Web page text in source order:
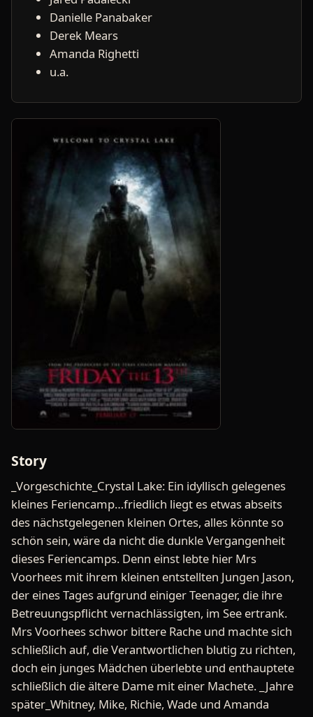
Danielle Panabaker
Derek Mears
Amanda Righetti
u.a.
Story
_Vorgeschichte_Crystal Lake: Ein idyllisch gelegenes
kleines Feriencamp…friedlich liegt es etwas abseits
des nächstgelegenen kleinen Ortes, alles könnte so
schön sein, wäre da nicht die dunkle Vergangenheit
dieses Feriencamps. Denn einst lebte hier Mrs
Voorhees mit ihrem kleinen entstellten Jungen Jason,
der eines Tages aufgrund einiger Teenager, die ihre
Betreuungspflicht vernachlässigten, im See ertrank.
Mrs Voorhees schwor bittere Rache und machte sich
schließlich auf, die Verantwortlichen blutig zu richten,
doch ein junges Mädchen überlebte und enthauptete
schließlich die ältere Dame mit einer Machete. _Jahre
später_Whitney, Mike, Richie, Wade und Amanda